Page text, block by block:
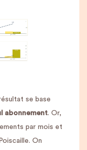
se base
abonnement. Or,
par mois et
On